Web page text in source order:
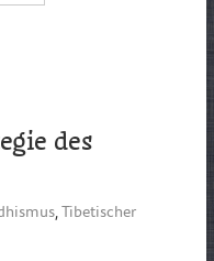
des
,Tibetischer